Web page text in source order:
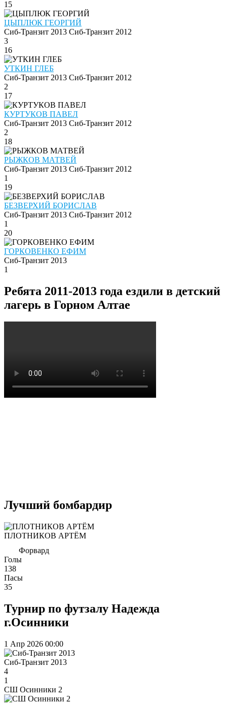
15
ЦЫПЛЮК ГЕОРГИЙ
Сиб-Транзит 2013 Сиб-Транзит 2012
3
16
УТКИН ГЛЕБ
Сиб-Транзит 2013 Сиб-Транзит 2012
2
17
КУРТУКОВ ПАВЕЛ
Сиб-Транзит 2013 Сиб-Транзит 2012
2
18
РЫЖКОВ МАТВЕЙ
Сиб-Транзит 2013 Сиб-Транзит 2012
1
19
БЕЗВЕРХИЙ БОРИСЛАВ
Сиб-Транзит 2013 Сиб-Транзит 2012
1
20
ГОРКОВЕНКО ЕФИМ
Сиб-Транзит 2013
1
Ребята 2011-2013 года ездили в детский
лагерь в Горном Алтае
Лучший бомбардир
ПЛОТНИКОВ АРТЁМ
Форвард
Голы
138
Пасы
35
Турнир по футзалу Надежда
г.Осинники
1 Апр 2026 00:00
Сиб-Транзит 2013
4
1
СШ Осинники 2